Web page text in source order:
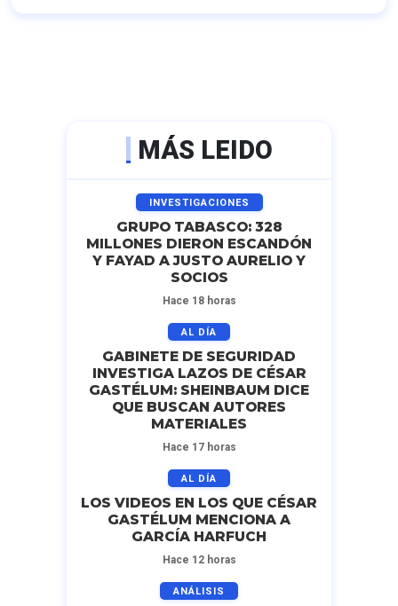
MÁS LEIDO
INVESTIGACIONES
GRUPO TABASCO: 328
MILLONES DIERON ESCANDÓN
Y FAYAD A JUSTO AURELIO Y
SOCIOS
Hace 18 horas
AL DÍA
GABINETE DE SEGURIDAD
INVESTIGA LAZOS DE CÉSAR
GASTÉLUM: SHEINBAUM DICE
QUE BUSCAN AUTORES
MATERIALES
Hace 17 horas
AL DÍA
LOS VIDEOS EN LOS QUE CÉSAR
GASTÉLUM MENCIONA A
GARCÍA HARFUCH
Hace 12 horas
ANÁLISIS